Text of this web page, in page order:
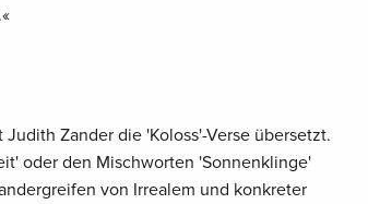
Zander die 'Koloss'-Verse übersetzt.
oder den Mischworten 'Sonnenklinge'
von Irrealem und konkreter